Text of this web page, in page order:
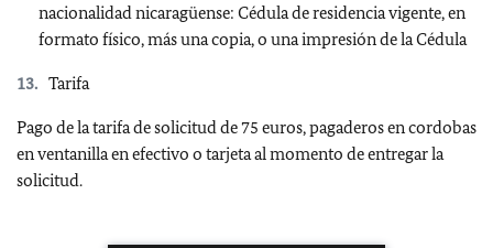
nacionalidad nicaragüense: Cédula de residencia vigente, en
formato físico, más una copia, o una impresión de la Cédula
Tarifa
Pago de la tarifa de solicitud de 75 euros, pagaderos en cordobas
en ventanilla en efectivo o tarjeta al momento de entregar la
solicitud.